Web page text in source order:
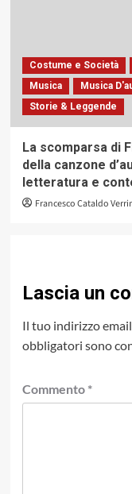
Costume e Società
Musica
Musica
Storie & Leggende
La scomparsa di
della canzone
letteratura e
Francesco Cataldo
Lascia un
Il tuo indirizzo
obbligatori sono
Commento *